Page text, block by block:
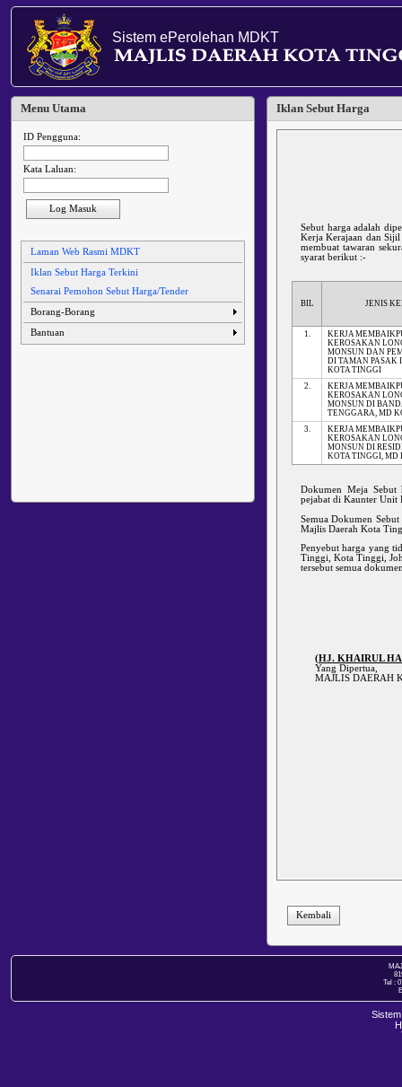
Sistem ePerolehan MDKT
Menu Utama
ID Pengguna:
Kata Laluan:
Log Masuk
Laman Web Rasmi MDKT
Iklan Sebut Harga Terkini
Senarai Pemohon Sebut Harga/Tender
Borang-Borang
Bantuan
Iklan Sebut Harga
Sebut harga adalah
Kerja Kerajaan dan
membuat tawaran
syarat berikut :-
BIL JENIS
1.
KERJA
KEROSAKAN
MONSUN DAN
DI TAMAN PASAK
KOTA TINGGI
2.
KERJA
KEROSAKAN
MONSUN DI
TENGGARA, MD
3.
KERJA
KEROSAKAN
MONSUN DI
KOTA TINGGI, MD
Dokumen Meja
pejabat di Kaunter Unit
Semua Dokumen
Majlis Daerah Kota
Penyebut harga yang
Tinggi, Kota Tinggi,
tersebut semua
(HJ. KHAIRUL
Yang Dipertua,
MAJLIS DAERAH
Kembali
Tel :